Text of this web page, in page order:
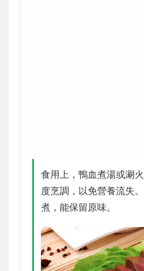
食用上，鴨血煮湯或涮
度烹調，以免營養流失
煮，能保留原味。